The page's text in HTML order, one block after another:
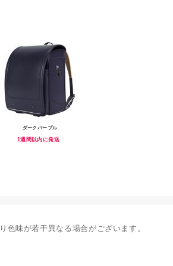
ダークパープル
1週間以内に発送
色味が若干異なる場合がございます。